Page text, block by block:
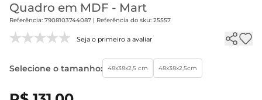
Quadro em MDF - Mart
Referência: 7908103744087 | Referência do sku: 25557
Seja o primeiro a avaliar
Selecione o tamanho: 48x38x2,5 cm 48x38x2,5cm